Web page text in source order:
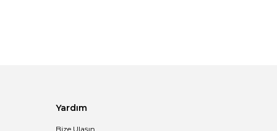
Yardım
Bize Ulaşın